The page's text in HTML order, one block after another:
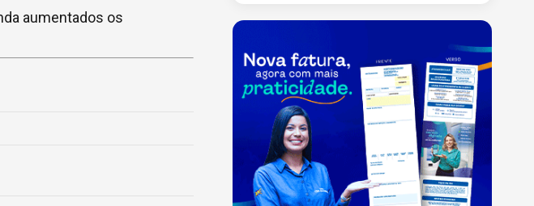
aumentados os